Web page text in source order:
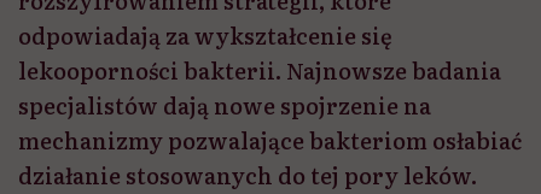
odpowiadają za wykształcenie się
lekooporności bakterii. Najnowsze badania
specjalistów dają nowe spojrzenie na
mechanizmy pozwalające bakteriom osłabiać
działanie stosowanych do tej pory leków.